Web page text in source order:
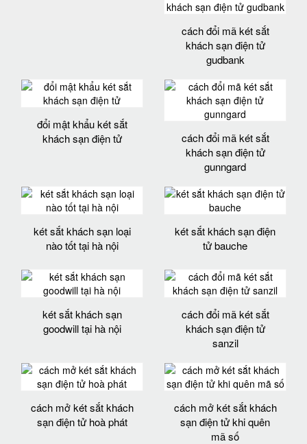
cách đổi mã két sắt
khách sạn điện tử
gudbank
đổi mật khẩu két sắt
khách sạn điện tử
cách đổi mã két sắt
khách sạn điện tử
gunngard
két sắt khách sạn loại
nào tốt tại hà nội
két sắt khách sạn điện
tử bauche
két sắt khách sạn
goodwill tại hà nội
cách đổi mã két sắt
khách sạn điện tử
sanzil
cách mở két sắt khách
sạn điện tử hoà phát
cách mở két sắt khách
sạn điện tử khi quên
mã số